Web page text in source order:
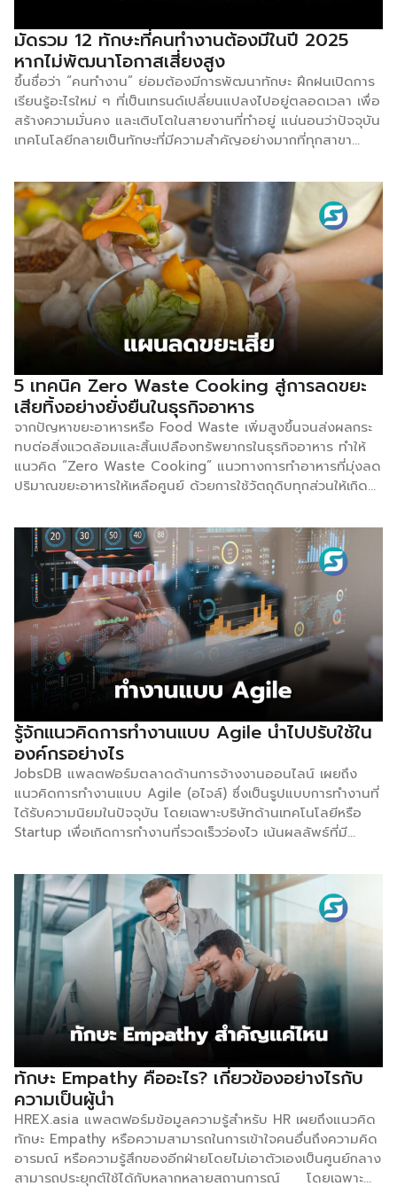
มัดรวม 12 ทักษะที่คนทำงานต้องมีในปี 2025
หากไม่พัฒนาโอกาสเสี่ยงสูง
ขึ้นชื่อว่า “คนทำงาน” ย่อมต้องมีการพัฒนาทักษะ ฝึกฝนเปิดการ
เรียนรู้อะไรใหม่ ๆ ที่เป็นเทรนด์เปลี่ยนแปลงไปอยู่ตลอดเวลา เพื่อ
สร้างความมั่นคง และเติบโตในสายงานที่ทำอยู่ แน่นอนว่าปัจจุบัน
เทคโนโลยีกลายเป็นทักษะที่มีความสำคัญอย่างมากที่ทุกสาขา
มนุษย์ก็จะเป็นการเพิ่มประสิทธิภาพงานให้ดียิ่งขึ้น โดย jobthai
ได้รวบรวมทักษะสำคัญของคนที่ทำงานในปี 2025 ที่ต้องมีติดตัว
ไว้ ทักษะการเข้าใจและใช้เทคโนโลยีดิจิทัล (Digital Literacy)
มีความเข้าใจและการใช้เทคโนโลยีดิจิทัลอย่างมีประสิทธิภาพ นำ
เครื่องมือ และอุปกรณ์ดิจิทัลมาใช้ประโยชน์สูงสุดในการสื่อสาร
หรือปฏิบัติงาน โดยทักษะการเรียนรู้ที่จะตามเทคโนโลยีให้ทันจะ
กลายเป็นไฟต์บังคับที่พนักงานทุกคนไม่รู้ไม่ได้ หากไม่ติดตามก็จะ
ถูกมองว่าเป็นคนตกยุค ไม่ทันคนอื่น ทักษะการใช้งาน
Generative AI ตัวช่วยผลิตคอนเทนต์ ทั้ง การเขียนบทความ,
สรุปความ, คิดประเด็น, สร้างไอเดีย โดยเครื่องมือที่รู้จักกันดี เช่น
ChatGPT ที่เป็นตัวช่วยให้คนไม่มีทักษะอย่างที่กล่าวมา ช่วย
เนรมิตผลงานออกมาภายในเวลาอันรวดเร็ว นอกจากนี้ยังมีเครื่อง
มืออื่น ๆ อีกมากมายที่ช่วยให้การทำงานง่ายยิ่งขึ้น ซึ่งวงการธุรกิจ
เริ่มให้ความสนใจลงทุนกับเครื่องมือ Generative AI กันมากขึ้น
ทักษะการเข้าใจ วิเคราะห์ และใช้ประโยชน์จากข้อมูล (Data
Literacy) ข้อมูลในโลกธุรกิจเรียกได้ว่าเป็นทรัพยากรที่มีค่า ยิ่งไป
กว่านั้นคนที่หาข้อมูลเก่ง และใช้ข้อมูลนั้นเพื่อบรรลุเป้าหมายจะ
5 เทคนิค Zero Waste Cooking สู่การลดขยะ
เสียทิ้งอย่างยั่งยืนในธุรกิจอาหาร
จากปัญหาขยะอาหารหรือ Food Waste เพิ่มสูงขึ้นจนส่งผลกระ
ทบต่อสิ่งแวดล้อมและสิ้นเปลืองทรัพยากรในธุรกิจอาหาร ทำให้
แนวคิด “Zero Waste Cooking” แนวทางการทำอาหารที่มุ่งลด
ปริมาณขยะอาหารให้เหลือศูนย์ ด้วยการใช้วัตถุดิบทุกส่วนให้เกิด
ลดผลกระทบต่อสิ่งแวดล้อม เป็นสิ่งที่หลายองค์กรทั่วโลกต่างให้
ความสำคัญ Cogistics ผู้ให้บริการจัดหาวัตถุดิบ ผัก-ผลไม้
แช่แข็ง ได้แนะนำ 5 เทคนิค เพื่อเพิ่มประสิทธิภาพในการใช้วัตถุดิบ
และลดปัญหาสิ่งแวดล้อมอย่างยั่งยืน ดังนี้ 1. วางแผนการซื้อ
วัตถุดิบล่วงหน้าให้เพียงพอต่อการใช้ การวางแผนรายการและ
ปริมาณวัตถุดิบที่ต้องใช้ในแต่ละครั้งล่วงหน้า ซึ่งจะช่วยลดโอกาส
ในการซื้อวัตถุดิบในปริมาณมากเกินไปจนเหลือทิ้งเพราะหมดอายุ
ก่อนนำมาใช้ โดยการคำนวณปริมาณที่ต้องใช้เพื่อให้เพียงพอและ
เหมาะสมกับการปรุงอาหาร 2. เลือกซื้อวัตถุดิบที่มีคุณภาพ หลีก
เลี่ยงการเกิดขยะอาหาร การเลือกซื้อวัตถุดิบที่มีคุณภาพ สดใหม่
ปลอดสารพิษ หรืออยู่ในฤดูกาล นอกจากจะได้วัตถุดิบที่มีคุณภาพ
แล้วยังส่งผลต่ออายุการเก็บรักษาวัตถุดิบ ลดการเน่าเสีย และ
ป้องกันการเกิดขยะอาหารได้อีกด้วย 3. กำหนดสต๊อกขั้นต่ำทำ
FIFO และจัดเก็บด้วยวิธีที่ถูกต้อง การกำหนดสต๊อกขั้นต่ำที่ต้อง
จัดเก็บให้เพียงพอต่อการใช้งาน โดยไม่สั่งวัตถุดิบในปริมาณมาก
เกินไป รวมถึงใช้วิธีการจัดการสต๊อกแบบ First In-First Out
(FIFO) หรือ “มาก่อนใช้ก่อน” เพื่อให้วัตถุดิบที่ใกล้หมดอายุได้ถูก
สม ดีต่อการยืดอายุเก็บรักษาวัตถุดิบ 4. เลือกใช้ส่วนประกอบของ
วัตถุดิบทุกส่วนอย่างคุ้มค่า […]
รู้จักแนวคิดการทำงานแบบ Agile นำไปปรับใช้ใน
องค์กรอย่างไร
JobsDB แพลตฟอร์มตลาดด้านการจ้างงานออนไลน์ เผยถึง
แนวคิดการทำงานแบบ Agile (อไจล์) ซึ่งเป็นรูปแบบการทำงานที่
ได้รับความนิยมในปัจจุบัน โดยเฉพาะบริษัทด้านเทคโนโลยีหรือ
Startup เพื่อเกิดการทำงานที่รวดเร็วว่องไว เน้นผลลัพธ์ที่มี
ต่าง ๆ มาทำงานร่วมกันแบบทีมเล็ก ๆ แล้วทำการ Sprint off
ออกมา (Cross-functional Team) โดยไม่สนว่าใครอยู่แผนก
ไหน อยู่ส่วนไหนก็ร่วมทีมกันได้หมด เน้นการรับผิดชอบเฉพาะ
โครงการเล็ก ๆ หรืองานที่กำหนดเป้าหมายระยะสั้นเป็นหลัก เพื่อให้
จบงานได้ไวขึ้น โดยทั้งหมดนั้นก็เพื่อให้องค์กรรับรู้ข้อผิดพลาดได้
อย่างรวดเร็ว และแก้ปัญหาได้ทันท่วงที สรุปได้ว่า วิธีการ
ทำงานนี้คือชุดความคิดที่เป็นกรอบแนวทางการทำงานแบบภาพ
กว้าง บริหารงานโดยเน้นบุคคลผ่านกระบวนการที่ดี หรือเน้นการ
ทำงานด้วยซอฟต์แวร์ที่มีประสิทธิภาพ ไปจนถึงรูปแบบการทำงาน
ที่ยืดหยุ่น ปรับไปตามความต้องการของลูกค้า และเพื่อให้เห็นภาพ
ที่ชัดเจนขึ้น มาดูตัวอย่างการใช้ที่ประยุกต์กับรูปแบบการทำงานอื่น
ๆ เพื่อนำไปปรับแผน วางขอบเขต รวมถึงการออกแบบการทำงาน
ให้สอดคล้องกับวัฒนธรรมองค์กร ดังนี้ Scrum หนึ่งในรูปแบบ
การทำงานที่ช่วยให้ชุดความคิดการทำงานแบบนี้มีประสิทธิภาพ
มากขึ้น เพราะเน้นชี้เป้าไปที่ปัญหาเป็นสำคัญ หาสาเหตุของความ
ผิดพลาด เพื่อตอบรับการทำงานเป็นทีมที่มีความยืดหยุ่น ทั้งยัง
ตรวจสอบประสิทธิภาพของผลิตภัณฑ์ เพื่อให้เกิดประสิทธิภาพ
ทักษะ Empathy คืออะไร? เกี่ยวข้องอย่างไรกับ
ความเป็นผู้นำ
HREX.asia แพลตฟอร์มข้อมูลความรู้สำหรับ HR เผยถึงแนวคิด
ทักษะ Empathy หรือความสามารถในการเข้าใจคนอื่นถึงความคิด
อารมณ์ หรือความรู้สึกของอีกฝ่ายโดยไม่เอาตัวเองเป็นศูนย์กลาง
สามารถประยุกต์ใช้ได้กับหลากหลายสถานการณ์ โดยเฉพาะ